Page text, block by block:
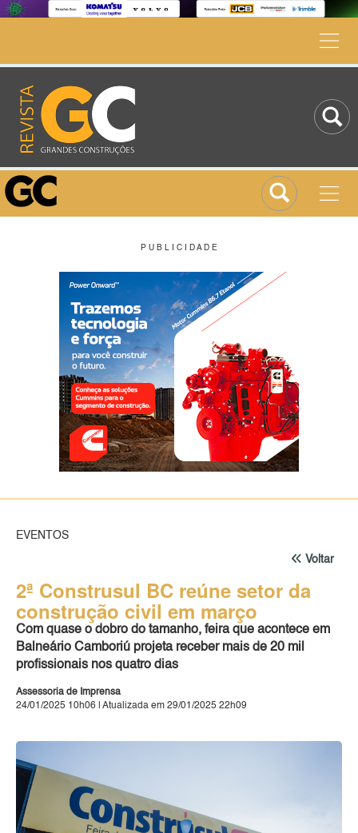
P U B L I C I D A D E
EVENTOS
Voltar
2ª Construsul BC reúne setor da
construção civil em março
Com quase o dobro do tamanho, feira que acontece em
Balneário Camboriú projeta receber mais de 20 mil
profissionais nos quatro dias
Assessoria de Imprensa
24/01/2025 10h06 | Atualizada em 29/01/2025 22h09